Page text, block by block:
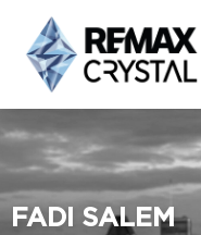
FADI SALEM